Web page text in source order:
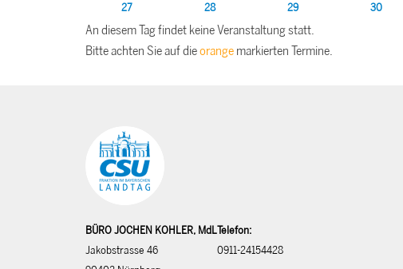
27
28 29 30
An diesem Tag findet keine Veranstaltung statt.
Bitte achten Sie auf dieorange markierten Termine.
BÜRO JOCHEN KOHLER, MdL
Jakobstrasse 46
Telefon:
0911-24154428